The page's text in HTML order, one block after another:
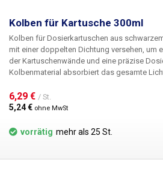
Kolben für Kartusche 300ml
Kolben für Dosierkartuschen aus
mit einer doppelten Dichtung versehen, um
der Kartuschenwände und eine präzise
Kolbenmaterial absorbiert das gesamte
das Einsetzen des Stopfens in die
zuverlässig luftdicht verschlossen.
6,29 € / St.
5,24 € ohne MwSt
vorrätig mehr als 25 St.